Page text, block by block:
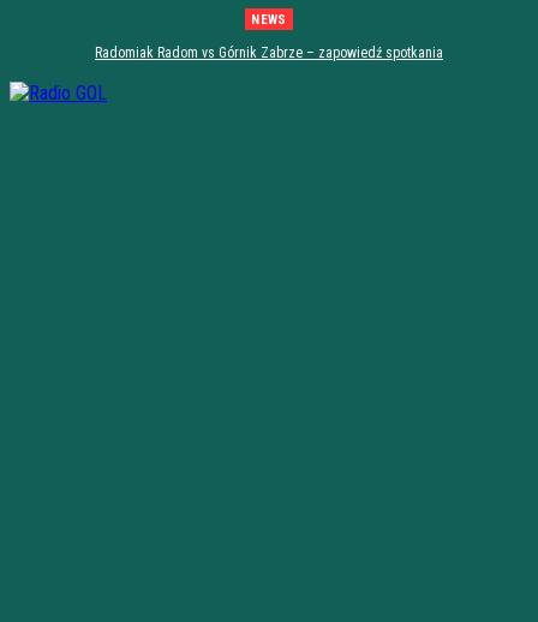
NEWS
Radomiak Radom vs Górnik Zabrze – zapowiedź spotkania